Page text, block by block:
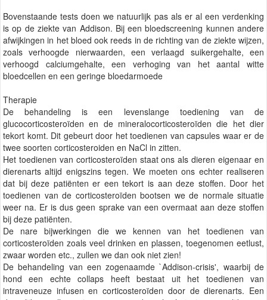
Bovenstaande tests doen we natuurlijk pas als er al een verdenking
is op de ziekte van Addison. Bij een bloedscreening kunnen andere
afwijkingen in het bloed ook reeds in de richting van de ziekte wijzen,
zoals verhoogde nierwaarden, een verlaagd suikergehalte, een
verhoogd calciumgehalte, een verhoging van het aantal witte
bloedcellen en een geringe bloedarmoede
Therapie
De behandeling is een levenslange toediening van de
glucocorticosteroïden en de mineralocorticosteroïden die het dier
tekort komt. Dit gebeurt door het toedienen van capsules waar er de
twee soorten corticosteroiden en NaCl in zitten.
Het toedienen van corticosteroïden staat ons als dieren eigenaar en
dierenarts altijd enigszins tegen. We moeten ons echter realiseren
dat bij deze patiënten er een tekort is aan deze stoffen. Door het
toedienen van de corticosteroïden bootsen we de normale situatie
weer na. Er is dus geen sprake van een overmaat aan deze stoffen
bij deze patiënten.
De nare bijwerkingen die we kennen van het toedienen van
corticosteroïden zoals veel drinken en plassen, toegenomen eetlust,
zwaar worden etc., zullen we dan ook niet zien!
De behandeling van een zogenaamde `Addison-crisis', waarbij de
hond een echte collaps heeft bestaat uit het toedienen van
intraveneuze infusen en corticosteroïden door de dierenarts. Een